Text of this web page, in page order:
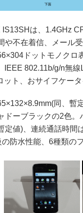
下面
は、1.4GHz
や不在着信、メール
ドットモノクロ
IEEE 802.11b/g/n無
ット、おサイフケー
同、暫
ドーブラックの2色
定値)、連続通話時間
防水性能、6種類の